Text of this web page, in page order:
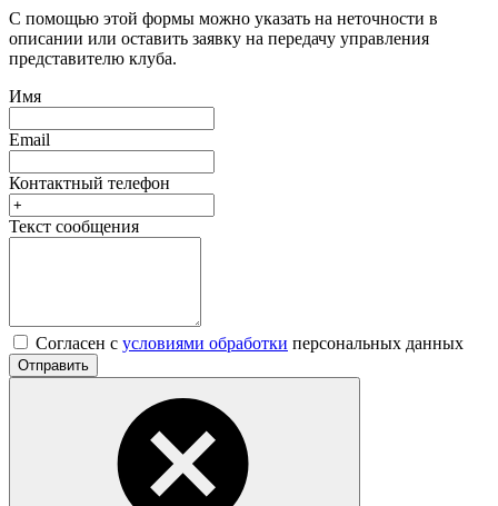
С помощью этой формы можно указать на неточности в
описании или оставить заявку на передачу управления
представителю клуба.
Имя
Email
Контактный телефон
Текст сообщения
Согласен с условиями обработки персональных данных
Отправить